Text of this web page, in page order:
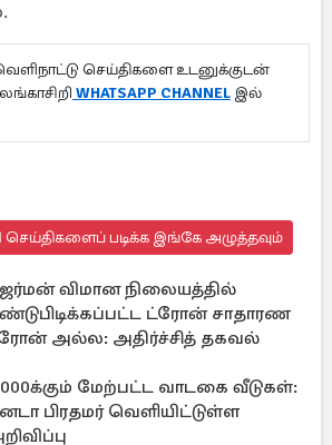
செய்திகளை உடனுக்குடன்
WHATSAPP CHANNEL இல்
படிக்க இங்கே அழுத்தவும்
விமான நிலையத்தில்
ட்ரோன் சாதாரண
அல்ல: அதிர்ச்சித் தகவல்
மேற்பட்ட வாடகை வீடுகள்:
பிரதமர் வெளியிட்டுள்ள